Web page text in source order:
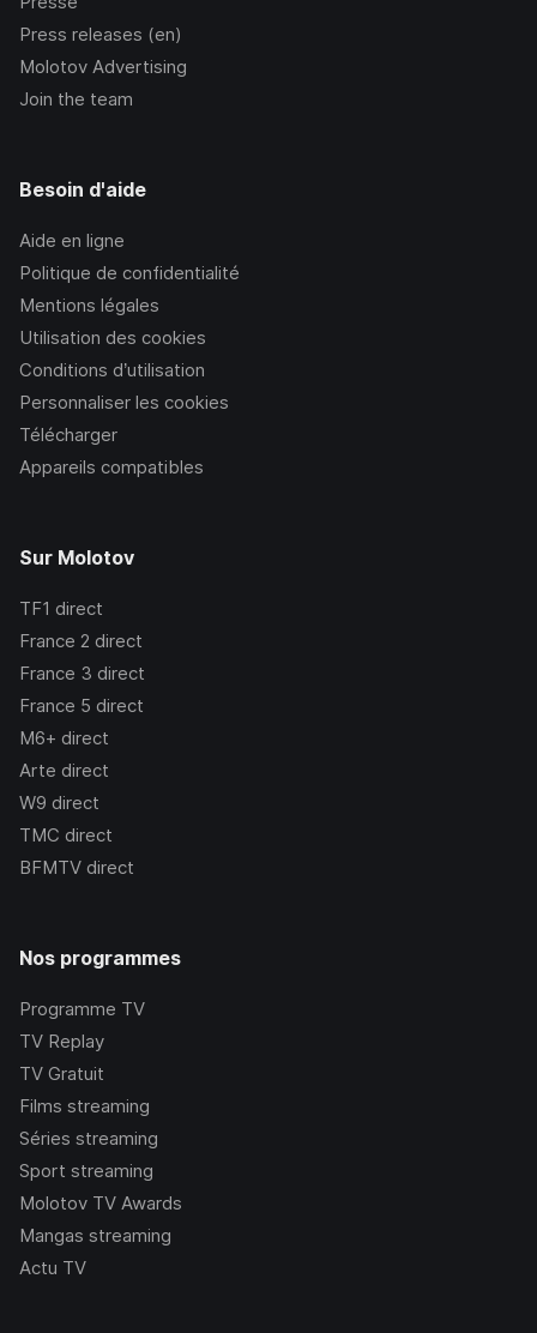
Press releases (en)
Molotov Advertising
Join the team
Besoin d'aide
Aide en ligne
Politique de confidentialité
Mentions légales
Utilisation des cookies
Conditions d’utilisation
Personnaliser les cookies
Télécharger
Appareils compatibles
Sur Molotov
TF1 direct
France 2 direct
France 3 direct
France 5 direct
M6+ direct
Arte direct
W9 direct
TMC direct
BFMTV direct
Nos programmes
Programme TV
TV Replay
TV Gratuit
Films streaming
Séries streaming
Sport streaming
Molotov TV Awards
Mangas streaming
Actu TV